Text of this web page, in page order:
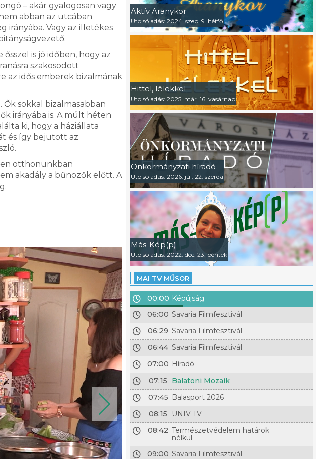
– akár gyalogosan vagy
abban az utcában
irányába. Vagy az illetékes
is jó időben, hogy az
szakosodott
az idős emberek bizalmának
sokkal bizalmasabban
irányába is. A múlt héten
ki, hogy a háziállata
és így bejutott az
otthonunkban
akadály a bűnözők előtt. A
Aktív Aranykor
Utolsó adás: 2024. szep. 9. hétfő
Hittel, lélekkel
Utolsó adás: 2025. már. 16. vasárnap
Önkormányzati híradó
Utolsó adás: 2026. júl. 22. szerda
Más-Kép(p)
Utolsó adás: 2022. dec. 23. péntek
MAI TV MŰSOR
00:00 Képújság
06:00 Savaria Filmfesztivál
06:29 Savaria Filmfesztivál
06:44 Savaria Filmfesztivál
07:00 Híradó
07:15
Balatoni Mozaik
07:45 Balasport 2026
08:15
UNIV TV
08:42 Természetvédelem határok
nélkül
09:00 Savaria Filmfesztivál